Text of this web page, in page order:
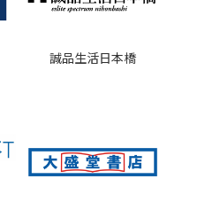
誠品生活日本橋